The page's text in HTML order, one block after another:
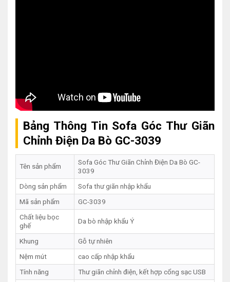
Bảng Thông Tin Sofa Góc Thư Giãn
Chỉnh Điện Da Bò GC-3039
Tên sản phẩm
Sofa Góc Thư Giãn Chỉnh Điện Da Bò GC-
3039
Dòng sản phẩm
Sofa thư giãn nhập khẩu
Mã sản phẩm
GC-3039
Chất liệu bọc
ghế
Da bò nhập khẩu Ý
Khung
Gỗ tự nhiên
Nệm mút
cao cấp nhập khẩu
Tính năng
Thư giãn chỉnh điện, kết hợp cổng sạc USB